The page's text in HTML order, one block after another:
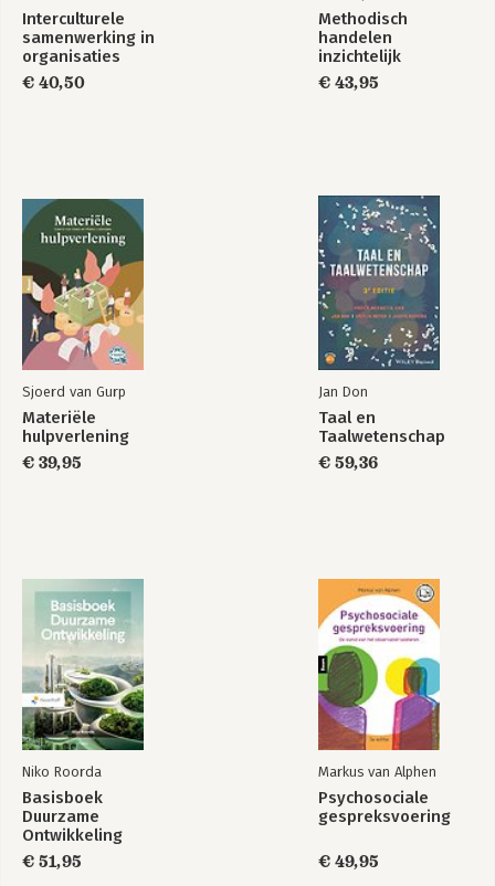
Onderzoeken doe
je zo!
Statistics in Steps
Bekijk alle boeken
Interculturele
samenwerking in
organisaties
€ 40,50
Methodisch
handelen
inzichtelijk
€ 43,95
Sjoerd van Gurp
Materiële
hulpverlening
€ 39,95
Jan Don
Taal en
Taalwetenschap
€ 59,36
Niko Roorda
Basisboek
Duurzame
Ontwikkeling
€ 51,95
Markus van Alphen
Psychosociale
gespreksvoering
€ 49,95